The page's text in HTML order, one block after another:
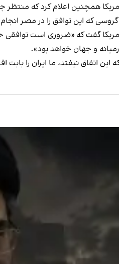
همچنین اعلام کرد که منتظر
که این توافق را در مصر
گفت که «ضروری است
و جهان خواهد بود».
این اتفاق نیفتد، ما ایران را